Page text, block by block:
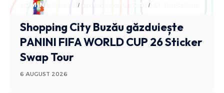
ADMINISTRATIV ANUNTURI BUZAU
Shopping City Buzău găzduiește
PANINI FIFA WORLD CUP 26 Sticker
Swap Tour
6 AUGUST 2026